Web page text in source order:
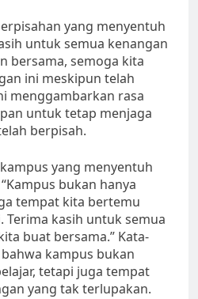
yang menyentuh
untuk semua kenangan
bersama, semoga kita
ini meskipun telah
menggambarkan rasa
untuk tetap menjaga
berpisah.
yang menyentuh
bukan hanya
tempat kita bertemu
Terima kasih untuk semua
buat bersama.” Kata-
kampus bukan
tetapi juga tempat
yang tak terlupakan.